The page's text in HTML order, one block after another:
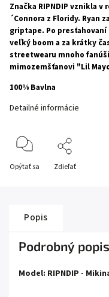
Značka RIPNDIP vznikla v
´Connora z Floridy. Ryan
griptape. Po
veľký boom a za krátky
streetwearu mnoho
mimozemšťanovi "Lil
100% Bavlna
Detailné informácie
Opýtať sa Zdieľať
Popis
Podrobný popis
Model: RIPNDIP -